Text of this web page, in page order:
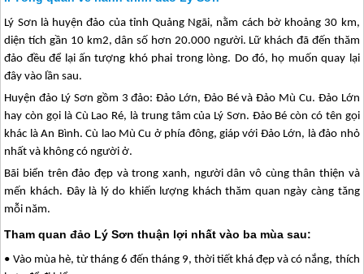
Lý Sơn là huyện đảo của tỉnh Quảng Ngãi, nằm cách bờ khoảng 30 km,
diện tích gần 10 km2, dân số hơn 20.000 người. Lữ khách đã đến thăm
đảo đều để lại ấn tượng khó phai trong lòng. Do đó, họ muốn quay lại
đây vào lần sau.
Huyệnđảo Lý Sơn gồm 3 đảo: Đảo Lớn, Đảo Bé và Đảo Mù Cu. Đảo Lớn
hay còn gọi là Cù Lao Ré, là trung tâm của Lý Sơn. Đảo Bé còn có tên gọi
khác là An Bình. Cù lao Mù Cu ở phía đông, giáp với Đảo Lớn, là đảo nhỏ
nhất và không có người ở.
Bãi biển trên đảo đẹp và trong xanh, người dân vô cùng thân thiện và
mến khách. Đây là lý do khiến lượng khách thăm quan ngày càng tăng
mỗi năm.
Tham quan đảo Lý Sơn thuận lợi nhất vào ba mùa sau:
• Vào mùa hè, từ tháng 6 đến tháng 9, thời tiết khá đẹp và có nắng, thích